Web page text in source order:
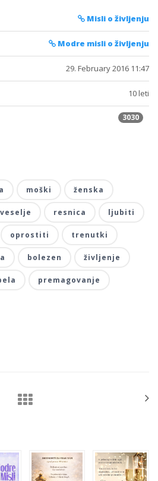
Misli o življenju
Modre misli o življenju
29. February 2016 11:47
10 leti
3030
moški ženska
veselje resnica ljubiti
oprostiti trenutki
bolezen življenje
premagovanje